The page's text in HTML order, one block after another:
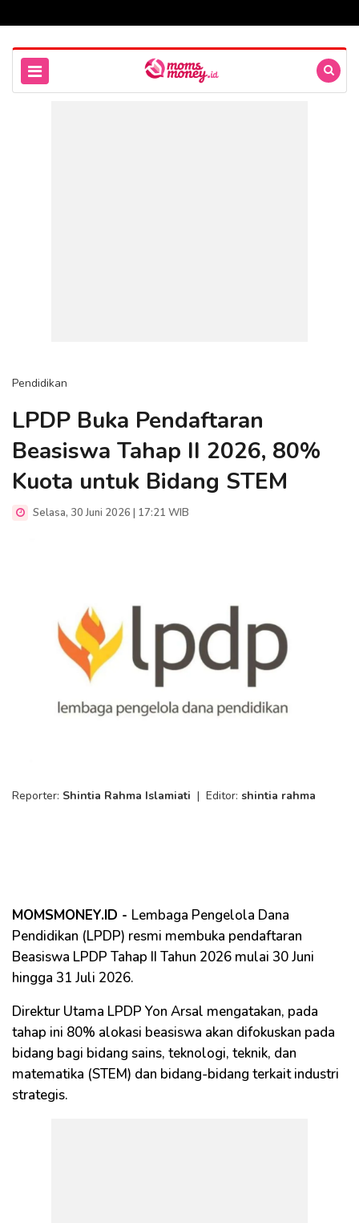
Pendidikan
LPDP Buka Pendaftaran
Beasiswa Tahap II 2026, 80%
Kuota untuk Bidang STEM
Selasa, 30 Juni 2026 | 17:21 WIB
Reporter: Shintia Rahma Islamiati | Editor: shintia rahma
MOMSMONEY.ID - Lembaga Pengelola Dana
Pendidikan (LPDP) resmi membuka pendaftaran
Beasiswa LPDP Tahap II Tahun 2026 mulai 30 Juni
hingga 31 Juli 2026.
Direktur Utama LPDP Yon Arsal mengatakan, pada
tahap ini 80% alokasi beasiswa akan difokuskan pada
bidang bagi bidang sains, teknologi, teknik, dan
matematika (STEM) dan bidang-bidang terkait industri
strategis.